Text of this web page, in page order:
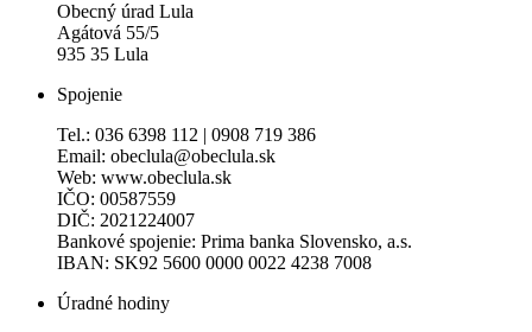
Obecný úrad Lula
Agátová 55/5
935 35 Lula
Spojenie
Tel.: 036 6398 112 | 0908 719 386
Email: obeclula@obeclula.sk
Web: www.obeclula.sk
IČO: 00587559
DIČ: 2021224007
Bankové spojenie: Prima banka Slovensko, a.s.
IBAN: SK92 5600 0000 0022 4238 7008
Úradné hodiny